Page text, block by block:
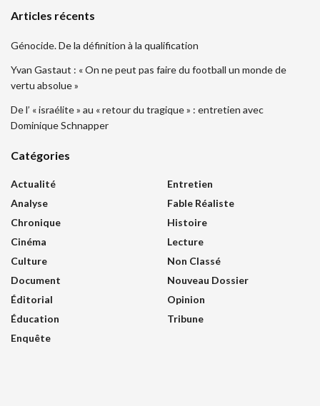
Articles récents
Génocide. De la définition à la qualification
Yvan Gastaut : « On ne peut pas faire du football un monde de
vertu absolue »
De l’ « israélite » au « retour du tragique » : entretien avec
Dominique Schnapper
Catégories
Actualité
Analyse
Chronique
Cinéma
Culture
Document
Éditorial
Éducation
Enquête
Entretien
Fable Réaliste
Histoire
Lecture
Non Classé
Nouveau Dossier
Opinion
Tribune